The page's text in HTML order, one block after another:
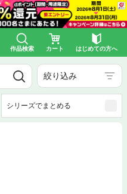
作品検索 カート はじめての方へ
絞り込み
シリーズでまとめる